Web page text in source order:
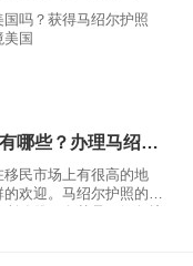
吗？获得马绍尔护照
美国
马绍尔护照费用有哪些？办理马绍尔护照需要多少钱？
民市场上有很高的地
欢迎。马绍尔护照的一
同等权利，许多想要移